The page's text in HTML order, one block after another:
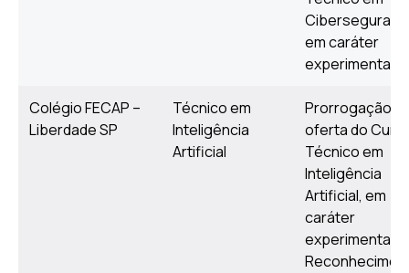
em caráter
experimental
Colégio FECAP –
Liberdade SP
Técnico em
Inteligência
Artificial
Prorrogação
oferta do
Técnico em
Inteligência
Artificial, em
caráter
experimental -